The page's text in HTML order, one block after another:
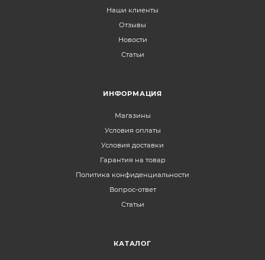
Наши клиенты
Отзывы
Новости
Статьи
ИНФОРМАЦИЯ
Магазины
Условия оплаты
Условия доставки
Гарантия на товар
Политика конфиденциальности
Вопрос-ответ
Статьи
КАТАЛОГ